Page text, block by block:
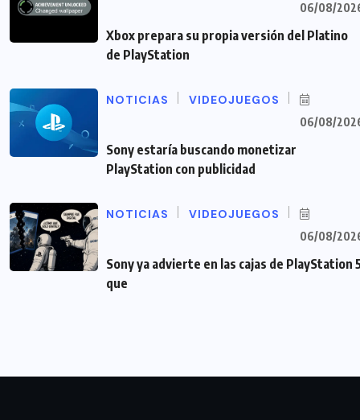
06/08/
Xbox prepara su propia versión del Platino
de PlayStation
NOTICIAS VIDEOJUEGOS
06/08/
Sony estaría buscando monetizar
PlayStation con publicidad
NOTICIAS VIDEOJUEGOS
06/08/
Sony ya advierte en las cajas de PlayStation
que